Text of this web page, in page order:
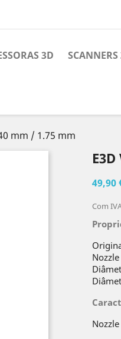
3D SCANNERS
mm / 1.75 mm
49,90
Com